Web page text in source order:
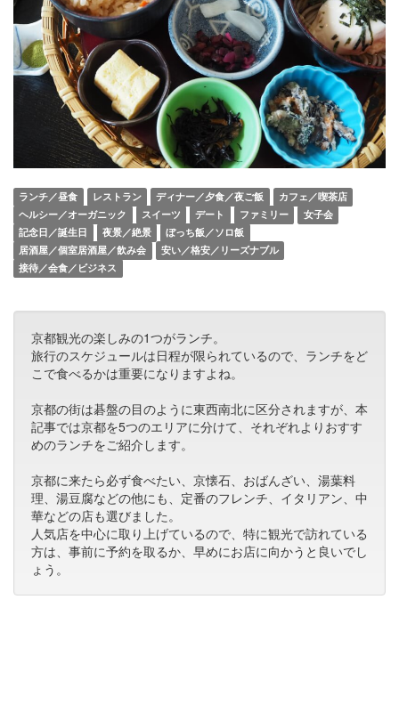
ランチ／昼食 レストラン ディナー／夕食／夜ご飯
カフェ／喫茶店
ヘルシー／オーガニック
スイーツ デート ファミリー
女子会
記念日／誕生日
夜景／絶景
ぼっち飯／ソロ飯
居酒屋／個室居酒屋／飲み会
安い／格安／リーズナブル
接待／会食／ビジネス
京都観光の楽しみの1つがランチ。
旅行のスケジュールは日程が限られているので、ランチをど
こで食べるかは重要になりますよね。
京都の街は碁盤の目のように東西南北に区分されますが、本
記事では京都を5つのエリアに分けて、それぞれよりおすす
めのランチをご紹介します。
京都に来たら必ず食べたい、京懐石、おばんざい、湯葉料
理、湯豆腐などの他にも、定番のフレンチ、イタリアン、中
華などの店も選びました。
人気店を中心に取り上げているので、特に観光で訪れている
方は、事前に予約を取るか、早めにお店に向かうと良いでし
ょう。